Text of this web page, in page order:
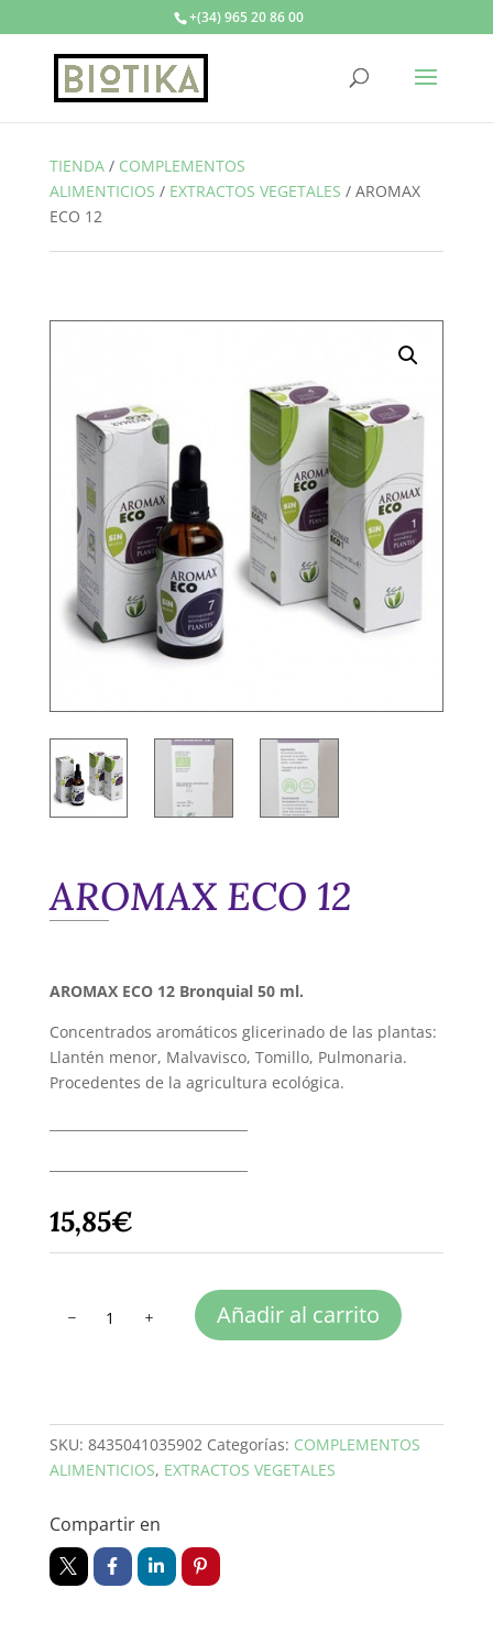
+(34) 965 20 86 00
TIENDA/ COMPLEMENTOS
ALIMENTICIOS / EXTRACTOS VEGETALES / AROMAX
ECO 12
AROMAX ECO 12
AROMAX ECO 12 Bronquial 50 ml.
Concentrados aromáticos glicerinado de las plantas:
Llantén menor, Malvavisco, Tomillo, Pulmonaria.
Procedentes de la agricultura ecológica.
15,85€
ECO
Añadir al carrito
SKU: 8435041035902 Categorías: COMPLEMENTOS
ALIMENTICIOS, EXTRACTOS VEGETALES
Compartir en